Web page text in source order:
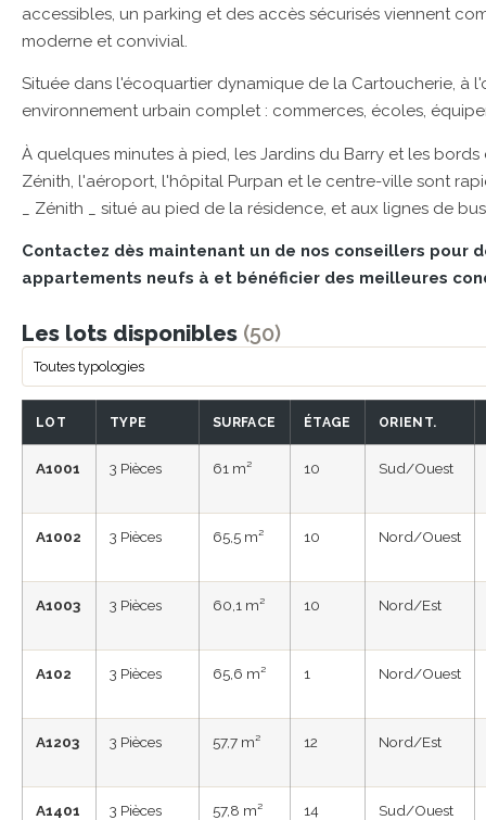
accessibles, un parking et des accès sécurisés viennent
moderne et convivial.
Située dans l'écoquartier dynamique de la Cartoucherie, à
environnement urbain complet : commerces, écoles,
À quelques minutes à pied, les Jardins du Barry et les
Zénith, l'aéroport, l'hôpital Purpan et le centre-ville sont
_ Zénith _ situé au pied de la résidence, et aux lignes de bus
Contactez dès maintenant un de nos conseillers pour
appartements neufs à et bénéficier des meilleures
Les lots disponibles (50)
LOT TYPE SURFACE ÉTAGE ORIENT.
A1001 3 Pièces 61 m² 10 Sud/Ouest
A1002 3 Pièces 65,5 m² 10 Nord/Ouest
A1003 3 Pièces 60,1 m² 10 Nord/Est
A102 3 Pièces 65,6 m² 1 Nord/Ouest
A1203 3 Pièces 57,7 m² 12 Nord/Est
A1401 3 Pièces 57,8 m² 14 Sud/Ouest